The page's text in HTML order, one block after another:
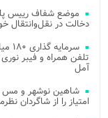
موضع شفاف رییس
دخالت در نقل‌وانتقال
آمل
شاهین نوشهر و مس
امتیاز را از شاگردان